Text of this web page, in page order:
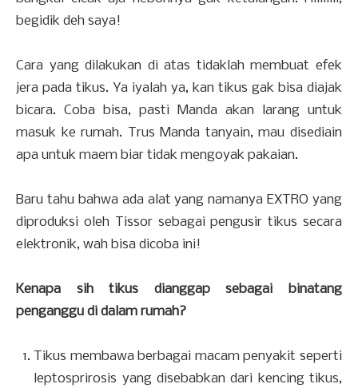
begidik deh saya!
Cara yang dilakukan di atas tidaklah membuat efek
jera pada tikus. Ya iyalah ya, kan tikus gak bisa diajak
bicara. Coba bisa, pasti Manda akan larang untuk
masuk ke rumah. Trus Manda tanyain, mau disediain
apa untuk maem biar tidak mengoyak pakaian.
Baru tahu bahwa ada alat yang namanya EXTRO yang
diproduksi oleh Tissor sebagai pengusir tikus secara
elektronik, wah bisa dicoba ini!
Kenapa sih tikus dianggap sebagai binatang
penganggu di dalam rumah?
Tikus membawa berbagai macam penyakit seperti
leptosprirosis yang disebabkan dari kencing tikus,